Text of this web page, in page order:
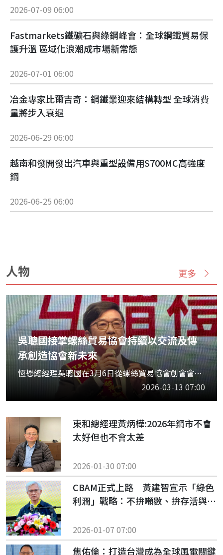
2026-07-09 06:00
Fastmarkets鐵礦石與綠鋼峰會：全球鋼鐵貿易保
護升溫 區域化浪潮成市場新常態
2026-07-01 06:00
冶金專家比爾吉奇：鋼鐵業迎來結構轉型 全球消費
量將步入衰退
2026-06-29 06:00
越南和發開發出汽車與重型設備用S700MC高強度
鋼
2026-06-25 06:00
人物 更多
吳聰國接掌螺絲貿易協會持續以交流及傳
承創造協會新未來
恆懋總經理吳聰國在3月6日從螺絲貿易協會創會會長蘇深賢監交下，從前任理事長蔣國清手中接下新任理事長當選證書及印信，他在上任到詞時表示，未來將持續以「交流」與「傳承」作為兩大發展核心主軸。吳聰國加入協會至今已十年，期間先後擔任八年秘書長與兩年副理事長，能夠一路參與協會運作與發展深感榮幸。他特別感謝父母親與大哥，以及太太等家人長期的支持，讓他能在企業經營與協會服務之間取得平衡，持續為產業盡一份心力。談及本屆任期的發展方向，他表示，未來將以「交流」與「傳承」作為兩大核心主軸。在交流方面，協會將強化國際委員會組織，並持續關注美洲與歐洲市場外，也將進一步拓展東南亞等區域，深化國際交流與合作。同時，協會也將持續與國內相關公協會保持密切互動，目前交流單位包括螺絲公會、鋼線纜公會、表面處理公會、手工具公會、螺絲協會、金屬中心、外貿協會及台鋼大學等，涵蓋產、官、學各領域，透過跨界交流促進產業整體發展。並透過與國際市場與鋼廠、同業的交流，優化技術、銷售及市場訊息掌握的能力。近年也有越來越多年輕世代參與協會運作，展現產業傳承的新動能。吳聰國也鼓勵年輕會員積極參與協會活動，強調團體是建立人脈與交流的重要平台，透過參與不僅能累積人際關係，也能持續學習新知、提升自身能力。他也強調，近年台灣扣件產業面臨諸多挑戰，未來更需要團結合作、相互支援，共同推動產業發展。吳聰國說，「事事豈盡如人意，但求無愧我心」與「花若盛開，蝴蝶自來」自我期許，同時也期盼大家一起攜手為產業創造更好的未來。
2026-03-13 07:00
東和總經理黃炳樺:2026年鋼市不會
太好但也不會太差
2026-01-30 07:00
CBAM正式上路 黃建智宣示「綠色
利潤」戰略：不拚噸數、拚存活與獲
2026-01-07 07:00
焦佑倫：打造台灣成為全球風電關鍵